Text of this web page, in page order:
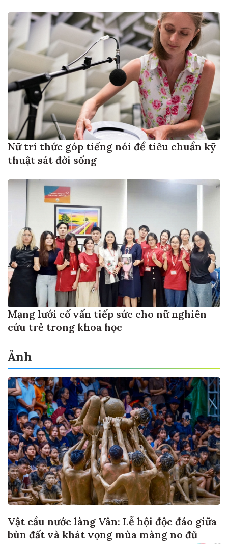
Nữ trí thức góp tiếng nói để tiêu chuẩn kỹ
thuật sát đời sống
Mạng lưới cố vấn tiếp sức cho nữ nghiên
cứu trẻ trong khoa học
Ảnh
Vật cầu nước làng Vân: Lễ hội độc đáo giữa
bùn đất và khát vọng mùa màng no đủ